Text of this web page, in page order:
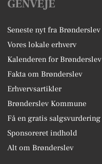
GENVEJE
Seneste nyt fra Brønderslev
Vores lokale erhverv
Kalenderen for Brønderslev
Fakta om Brønderslev
Erhvervsartikler
Brønderslev Kommune
Få en gratis salgsvurdering
Sponsoreret indhold
Alt om Brønderslev